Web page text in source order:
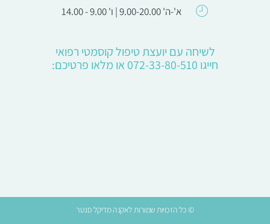
א'-ה' 9.00-20.00 | ו' 9.00 - 14.00
לשיחה עם יועצת טיפול קוסמטי רפואי
חייגו 072-33-80-510 או מלאו פרטיכם:
© כל הזכויות שמורות לאקנה מדיקל סנטר